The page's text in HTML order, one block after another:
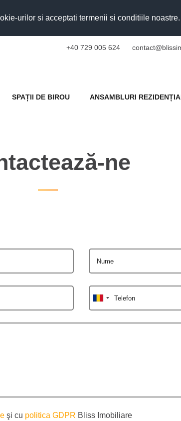
urilor si acceptati termenii si conditiile noastre.
+40 729 005 624
SPAȚII DE BIROU ANSAMBLURI
ne
Nume
Telefon
şi cu politica GDPR Bliss Imobiliare